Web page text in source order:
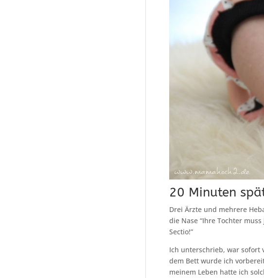
20 Minuten
Drei Ärzte und mehrere
die Nase “Ihre Tochter
Sectio!”
Ich unterschrieb, war sofort
dem Bett wurde ich
meinem Leben hatte ich